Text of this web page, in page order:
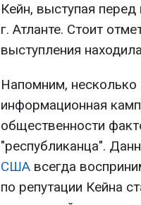
Кейн, выступая
г. Атланте. Стоит
выступления
Напомним,
информационная
общественности
"республиканца".
США всегда
по репутации Кейна